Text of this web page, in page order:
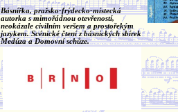
Básnířka, pražsko-frýdecko-místecká
autorka s mimořádnou otevřeností,
neokázale civilním veršem a prostořekým
jazykem. Scénické čtení z básnických sbírek
Medúza a Domovní schůze.